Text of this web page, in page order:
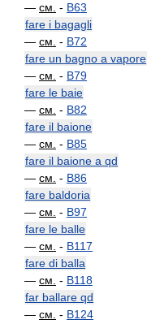
— см. - B63
fare i bagagli
— см. - B72
fare un bagno a vapore
— см. - B79
fare le baie
— см. - B82
fare il baione
— см. - B85
fare il baione a qd
— см. - B86
fare baldoria
— см. - B97
fare le balle
— см. - B117
fare di balla
— см. - B118
far ballare qd
— см. - B124